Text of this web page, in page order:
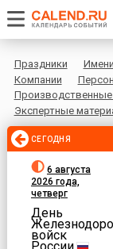
Праздники
Компании
Производственные
Экспертные
СЕГОДНЯ
6 августа
2026 года,
четверг
День
войск